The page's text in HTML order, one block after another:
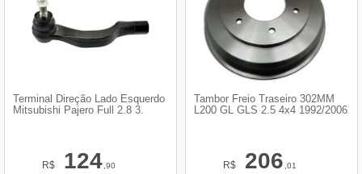
Terminal Direção Lado Esquerdo
Mitsubishi Pajero Full 2.8 3.
R$ 124,90
Tambor Freio Traseiro 302MM
L200 GL GLS 2.5 4x4 1992/2006
R$ 206,01